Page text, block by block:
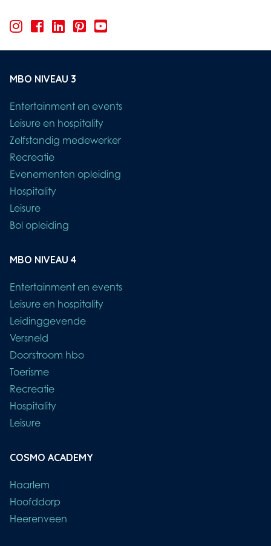
MBO NIVEAU 3
Entertainment en events
Leisure en hospitality
Zelfstandig medewerker
Recreatie
Evenementen opleiding
Hospitality
Leisure
Bol opleiding
MBO NIVEAU 4
Entertainment en events
Leisure en hospitality
Leidinggevende
Versneld
Doorstroom hbo
Toerisme
Recreatie
Hospitality
Leisure
COSMO ACADEMY
Haarlem
Hoofddorp
Heerenveen